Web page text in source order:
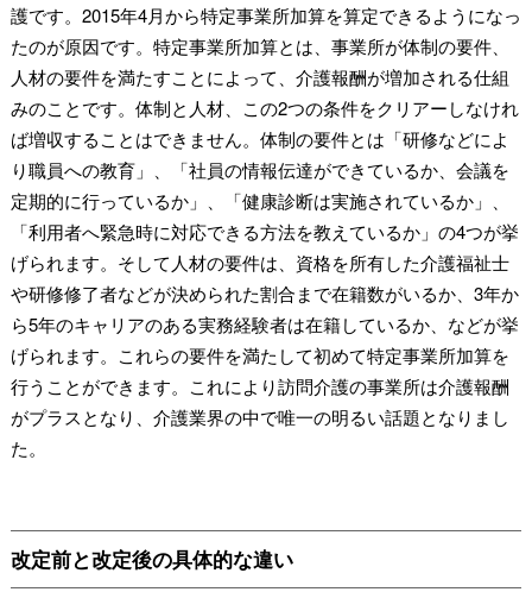
護です。2015年4月から特定事業所加算を算定できるようになっ
たのが原因です。特定事業所加算とは、事業所が体制の要件、
人材の要件を満たすことによって、介護報酬が増加される仕組
みのことです。体制と人材、この2つの条件をクリアーしなけれ
ば増収することはできません。体制の要件とは「研修などによ
り職員への教育」、「社員の情報伝達ができているか、会議を
定期的に行っているか」、「健康診断は実施されているか」、
「利用者へ緊急時に対応できる方法を教えているか」の4つが挙
げられます。そして人材の要件は、資格を所有した介護福祉士
や研修修了者などが決められた割合まで在籍数がいるか、3年か
ら5年のキャリアのある実務経験者は在籍しているか、などが挙
げられます。これらの要件を満たして初めて特定事業所加算を
行うことができます。これにより訪問介護の事業所は介護報酬
がプラスとなり、介護業界の中で唯一の明るい話題となりまし
た。
改定前と改定後の具体的な違い